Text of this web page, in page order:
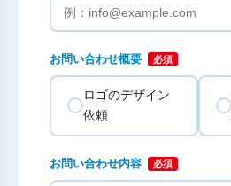
お問い合わせ概要 必須
ロゴのデザイン
依頼
お問い合わせ内容 必須